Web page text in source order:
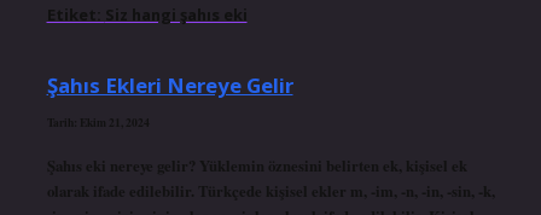
Etiket: Siz hangi şahıs eki
Şahıs Ekleri Nereye Gelir
Tarih: Ekim 21, 2024
Şahıs eki nereye gelir? Yüklemin öznesini belirten ek, kişisel ek
olarak ifade edilebilir. Türkçede kişisel ekler m, -im, -n, -in, -sin, -k,